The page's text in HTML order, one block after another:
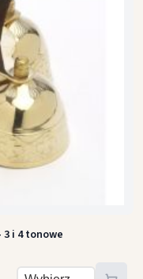
3 i 4 tonowe